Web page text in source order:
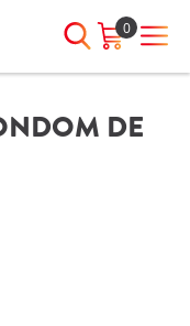
0
INLOGGEN
DE